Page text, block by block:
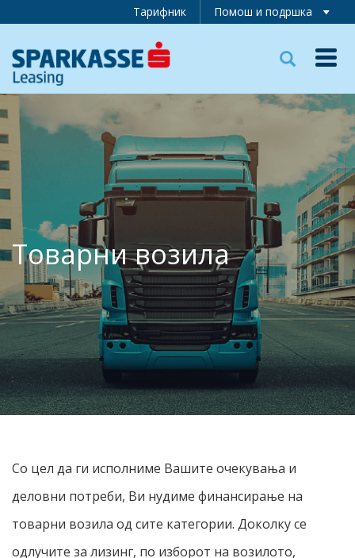
Помош и подршка
Тарифник
Товарни возила
Со цел да ги исполниме Вашите очекувања и
деловни потреби, Ви нудиме финансирање на
товарни возила од сите категории. Доколку се
одлучите за лизинг, по изборот на возилото,